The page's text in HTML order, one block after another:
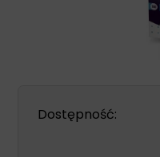
Dostępność: